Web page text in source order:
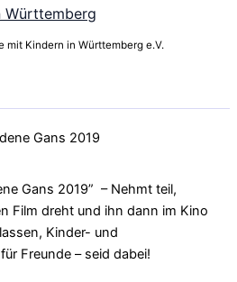
Württemberg
mit Kindern in Württemberg e.V.
Gans 2019
Gans 2019” – Nehmt teil,
Film dreht und ihn dann im Kino
Kinder- und
Freunde – seid dabei!